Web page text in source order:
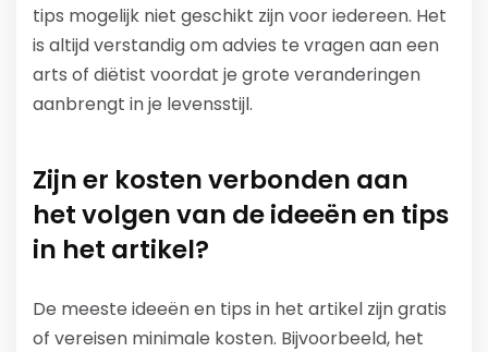
tips mogelijk niet geschikt zijn voor iedereen. Het
is altijd verstandig om advies te vragen aan een
arts of diëtist voordat je grote veranderingen
aanbrengt in je levensstijl.
Zijn er kosten verbonden aan
het volgen van de ideeën en tips
in het artikel?
De meeste ideeën en tips in het artikel zijn gratis
of vereisen minimale kosten. Bijvoorbeeld, het